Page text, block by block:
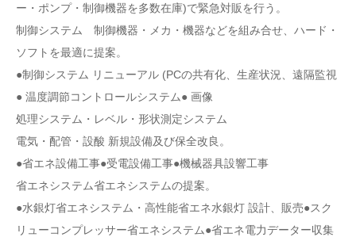
ー・ポンプ・制御機器を多数在庫)で緊急対販を行う。
制御システム 制御機器・メカ・機器などを組み合せ、ハード・
ソフトを最適に提案。
●制御システム リニューアル (PCの共有化、生産状況、遠隔監視
● 温度調節コントロールシステム● 画像
処理システム・レベル・形状測定システム
電気・配管・設酸 新規設備及び保全改良。
●省エネ設備工事●受電設備工事●機械器具設響工事
省エネシステム省エネシステムの提案。
●水銀灯省エネシステム・高性能省エネ水銀灯 設計、販売●スク
リューコンプレッサー省エネシステム●省エネ電力データー収集